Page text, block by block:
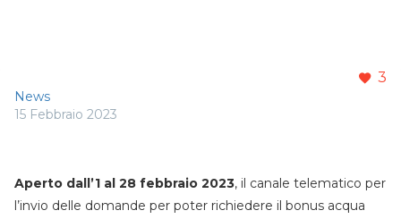
3
News
15 Febbraio 2023
Aperto dall’1 al 28 febbraio 2023, il canale telematico per
l’invio delle domande per poter richiedere il bonus acqua